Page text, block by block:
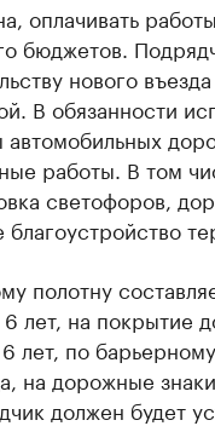
оплачивать
бюджетов.
нового
В обязанности
работы. В том
светофоров,
полотну
лет, на покрытие
лет, по
на дорожные
должен будет